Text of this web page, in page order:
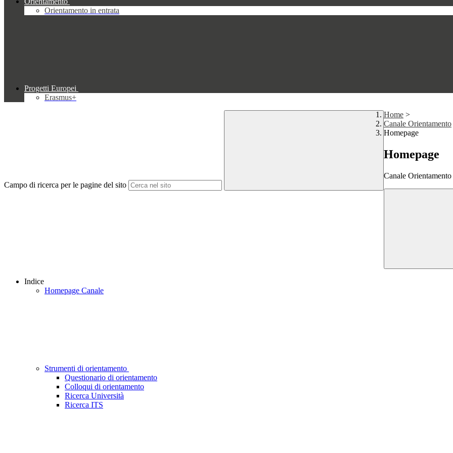
Orientamento in entrata
Progetti Europei
Erasmus+
Campo di ricerca per le pagine del sito
Home >
Canale Orientamento
Homepage
Homepage
Canale Orientamento
Indice
Homepage Canale
Strumenti di orientamento
Questionario di orientamento
Colloqui di orientamento
Ricerca Università
Ricerca ITS